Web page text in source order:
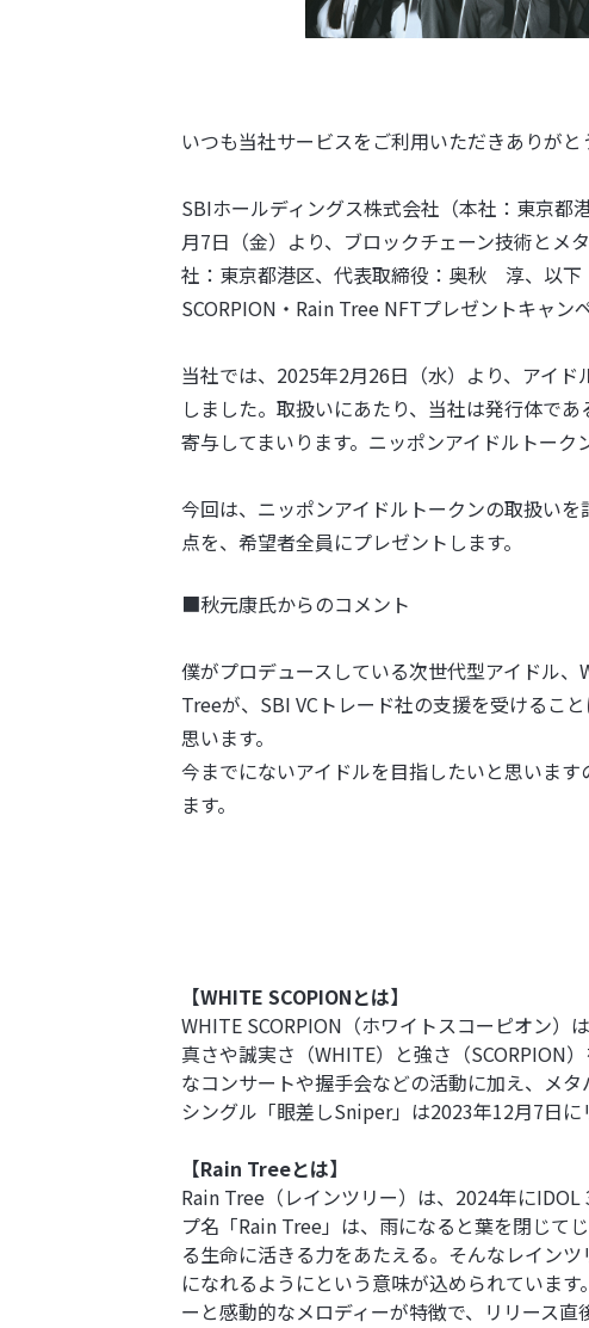
いつも当社サービスをご利用いただきありがと
SBIホールディングス株式会社（本社：東京都
月7日（金）より、ブロックチェーン技術とメ
社：東京都港区、代表取締役：奥秋 淳、以下
SCORPION・Rain Tree NFTプレゼントキャン
当社では、2025年2月26日（水）より、アイ
しました。取扱いにあたり、当社は発行体で
寄与してまいります。ニッポンアイドルトーク
今回は、ニッポンアイドルトークンの取扱い
点を、希望者全員にプレゼントします。
■秋元康氏からのコメント
僕がプロデュースしている次世代型アイドル、
Treeが、SBI VCトレード社の支援を受けるこ
思います。
今までにないアイドルを目指したいと思います
ます。
【WHITE SCOPIONとは】
WHITE SCORPION（ホワイトスコーピオン）
真さや誠実さ（WHITE）と強さ（SCORPION
なコンサートや握手会などの活動に加え、メ
シングル「眼差しSniper」は2023年12月7日に
【Rain Treeとは】
Rain Tree（レインツリー）は、2024年に
プ名「Rain Tree」は、雨になると葉を閉じて
る生命に活きる力をあたえる。そんなレイン
になれるようにという意味が込められていま
ーと感動的なメロディーが特徴で、リリース直